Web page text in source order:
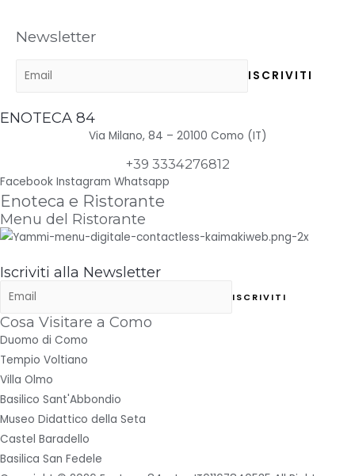
Newsletter
ENOTECA 84
Via Milano, 84 – 20100 Como (IT)
+39 3334276812
Facebook Instagram Whatsapp
Enoteca e Ristorante
Menu del Ristorante
Iscriviti alla Newsletter
Cosa Visitare a Como
Duomo di Como
Tempio Voltiano
Villa Olmo
Basilico Sant'Abbondio
Museo Didattico della Seta
Castel Baradello
Basilica San Fedele